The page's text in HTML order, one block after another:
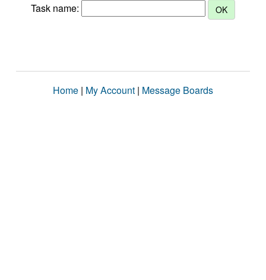
Task name:
Home | My Account | Message Boards